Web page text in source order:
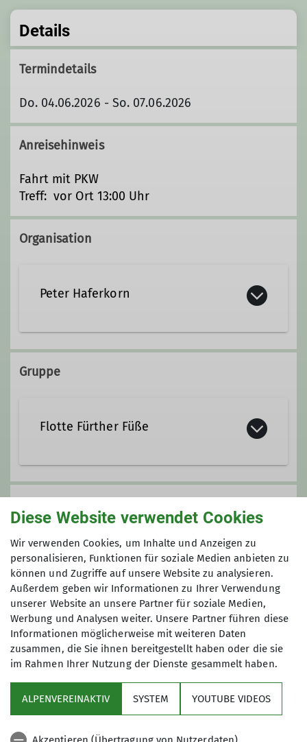
Details
Termindetails
Do. 04.06.2026 - So. 07.06.2026
Anreisehinweis
Fahrt mit PKW
Treff: vor Ort 13:00 Uhr
Organisation
Peter Haferkorn
09183 901158 0173 8498887
Gruppe
Flotte Fürther Füße
DieFlottenFürtherFüße.
Unsere DAV-Gruppe ist nun schon
über 10 Jahre alt und wir haben mehr
Fürther Füße , weil wir Kondition für
20-30 km in flottem Tempo, außerdem
gute Laune sowie Schuhe rund um
unsere Füße und zweckmäßige
Kleidung haben und aus Fürth
kommen - die meisten zumindest.
Viele unserer Mitglieder führen
Heimat- und Bergwanderungen von
einfach bis hin zu anspruchsvollen
Klettersteigen durch. Auch mehrtägige
Besichtigungen, Kanufahrten oder
beim Tourenleiter
Preis
216 € pro Person inkl HP im DZ
Sektion
Diese Website verwendet Cookies
Wir verwenden Cookies, um Inhalte und Anzeigen zu
personalisieren, Funktionen für soziale Medien anbieten zu
können und Zugriffe auf unsere Website zu analysieren.
Außerdem geben wir Informationen zu Ihrer Verwendung
unserer Website an unsere Partner für soziale Medien,
Werbung und Analysen weiter. Unsere Partner führen diese
Informationen möglicherweise mit weiteren Daten
zusammen, die Sie ihnen bereitgestellt haben oder die sie
im Rahmen Ihrer Nutzung der Dienste gesammelt haben.
ALPENVEREINAKTIV SYSTEM YOUTUBE VIDEOS